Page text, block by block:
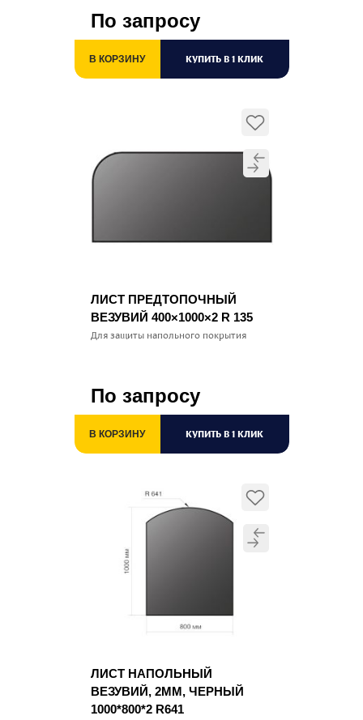
По запросу
В КОРЗИНУ КУПИТЬ В 1 КЛИК
ЛИСТ ПРЕДТОПОЧНЫЙ
ВЕЗУВИЙ 400×1000×2 R 135
Для защиты напольного покрытия
По запросу
В КОРЗИНУ КУПИТЬ В 1 КЛИК
ЛИСТ НАПОЛЬНЫЙ
ВЕЗУВИЙ, 2ММ, ЧЕРНЫЙ
1000*800*2 R641